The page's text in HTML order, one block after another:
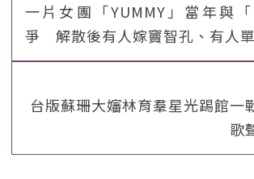
一片女團「YUMMY」當年與
爭 解散後有人嫁竇智孔、有人
台版蘇珊大嬸林育羣星光踢館
歌